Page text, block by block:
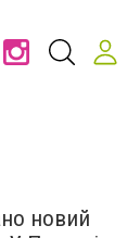
новий